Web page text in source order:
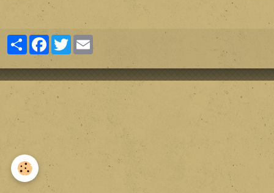
PartagerFacebook
Twitter